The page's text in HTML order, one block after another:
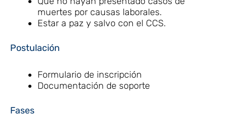
muertes por causas laborales.
Estar a paz y salvo con el CCS.
Postulación
Formulario de inscripción
Documentación de soporte
Fases